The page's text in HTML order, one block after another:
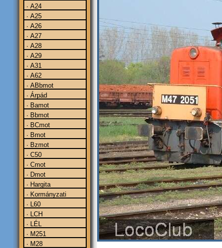
· A24
· A25
· A26
· A27
· A28
· A29
· A31
· A62
· ABbmot
· Árpád
· Bamot
· Bbmot
· BCmot
· Bmot
· Bzmot
· C50
· Cmot
· Dmot
· Hargita
· Kormányzati
· L60
· LCH
· LÉL
· M251
· M28